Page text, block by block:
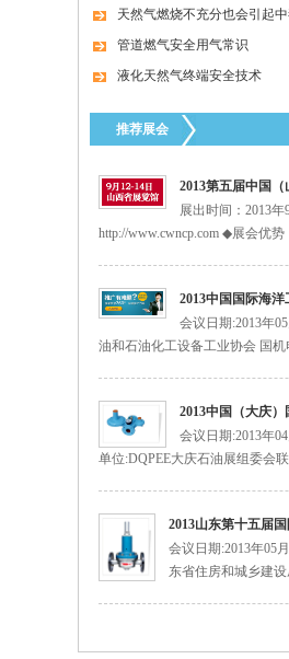
天然气燃烧不充分也会引起
管道燃气安全用气常识
液化天然气终端安全技术
推荐展会
2013第五届中国
展出时间：2013
http://www.cwncp.com ◆展会优
2013中国国际海
会议日期:2013年
油和石油化工设备工业协会 国
2013中国（大庆
会议日期:2013年
单位:DQPEE大庆石油展组委会
2013山东第十五届
会议日期:2013年05
东省住房和城乡建